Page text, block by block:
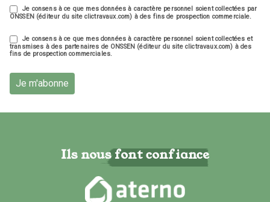
Je consens à ce que mes données à caractère personnel soient collectées par
ONSSEN (éditeur du site clictravaux.com) à des fins de prospection commerciale.
Je consens à ce que mes données à caractère personnel soient collectées et
transmises à des partenaires de ONSSEN (éditeur du site clictravaux.com) à des
fins de prospection commerciales.
Je m'abonne
Ils nous font confiance